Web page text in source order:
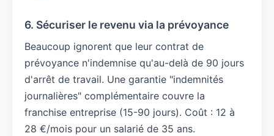
6. Sécuriser le revenu via la prévoyance
Beaucoup ignorent que leur contrat de
prévoyance n'indemnise qu'au-delà de 90 jours
d'arrêt de travail. Une garantie "indemnités
journalières" complémentaire couvre la
franchise entreprise (15-90 jours). Coût : 12 à
28 €/mois pour un salarié de 35 ans.